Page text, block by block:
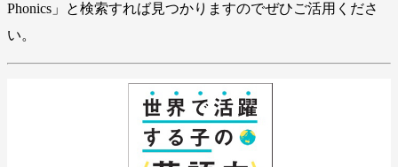
Phonics」と検索すれば見つかりますのでぜひご活用くださ
い。